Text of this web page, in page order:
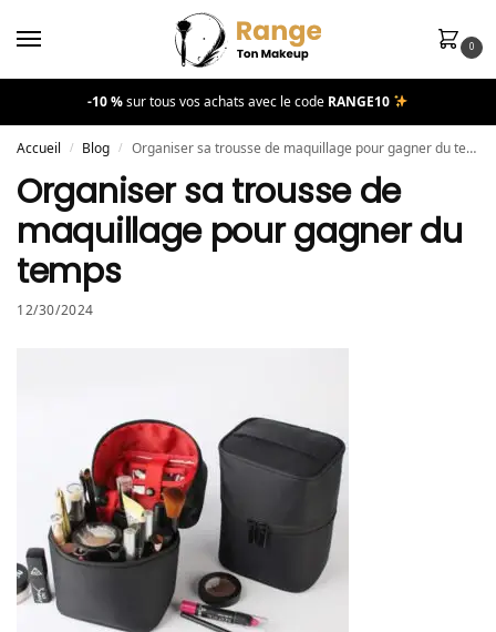
0
-10 %sur tous vos achats avec le code RANGE10
Accueil / Blog / Organiser sa trousse de maquillage pour gagner du temps
Organiser sa trousse de
maquillage pour gagner du
temps
12/30/2024